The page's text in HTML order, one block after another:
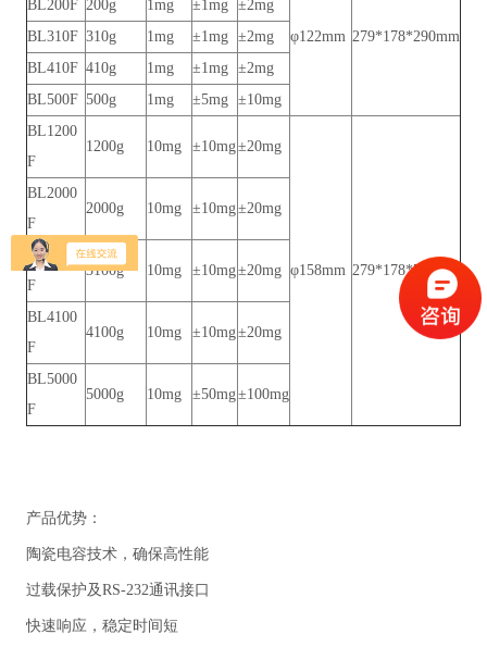
φ122mm 279*178*290mm
BL200F 200g 1mg ±1mg
±2mg
BL310F 310g 1mg ±1mg
±2mg
BL410F 410g 1mg ±1mg
±2mg
BL500F 500g 1mg ±5mg
±10mg
BL1200
F
1200g 10mg ±10mg±20mg
φ158mm 279*178*78mm
BL2000
F
2000g 10mg ±10mg±20mg
BL3100
F
3100g 10mg ±10mg±20mg
BL4100
F
4100g 10mg ±10mg±20mg
BL5000
F
5000g 10mg ±50mg±100mg
产品优势：
陶瓷电容技术，确保高性能
过载保护及RS-232通讯接口
快速响应，稳定时间短